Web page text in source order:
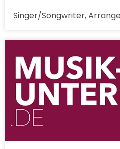
Singer/Songwriter,